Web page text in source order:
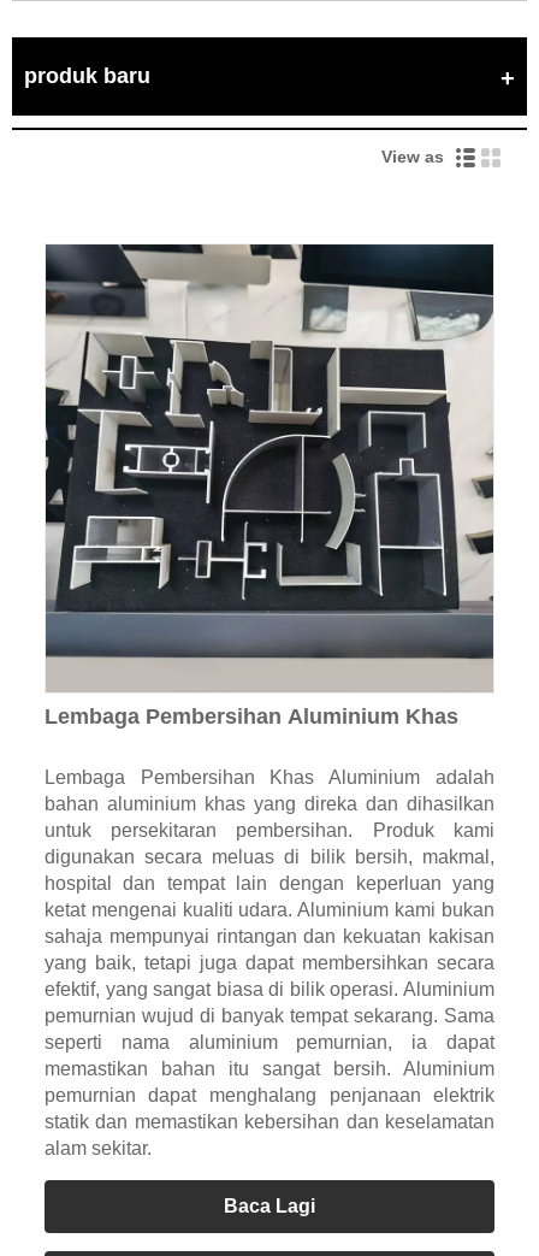
produk baru
View as
Lembaga Pembersihan Aluminium Khas
Lembaga Pembersihan Khas Aluminium adalah
bahan aluminium khas yang direka dan dihasilkan
untuk persekitaran pembersihan. Produk kami
digunakan secara meluas di bilik bersih, makmal,
hospital dan tempat lain dengan keperluan yang
ketat mengenai kualiti udara. Aluminium kami bukan
sahaja mempunyai rintangan dan kekuatan kakisan
yang baik, tetapi juga dapat membersihkan secara
efektif, yang sangat biasa di bilik operasi. Aluminium
pemurnian wujud di banyak tempat sekarang. Sama
seperti nama aluminium pemurnian, ia dapat
memastikan bahan itu sangat bersih. Aluminium
pemurnian dapat menghalang penjanaan elektrik
statik dan memastikan kebersihan dan keselamatan
alam sekitar.
Baca Lagi